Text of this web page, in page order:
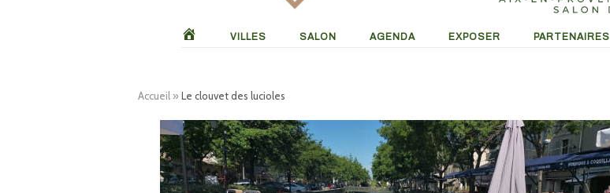
VILLES SALON AGENDA EXPOSER PARTENAIRES
Accueil » Le clouvet des lucioles